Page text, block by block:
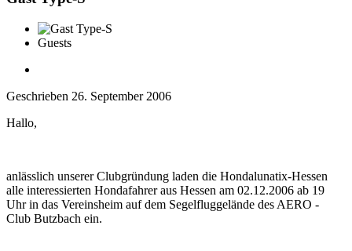
Guests
Geschrieben 26. September 2006
Hallo,
anlässlich unserer Clubgründung laden die Hondalunatix-Hessen
alle interessierten Hondafahrer aus Hessen am 02.12.2006 ab 19
Uhr in das Vereinsheim auf dem Segelfluggelände des AERO -
Club Butzbach ein.